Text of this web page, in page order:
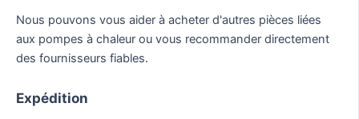
Condenseur
HX
Échangeur
Évaporateur HX
Poids brut
Nous pouvons vous aider à acheter d'autres pièces liées
aux pompes à chaleur ou vous recommander directement
des fournisseurs fiables.
Expédition